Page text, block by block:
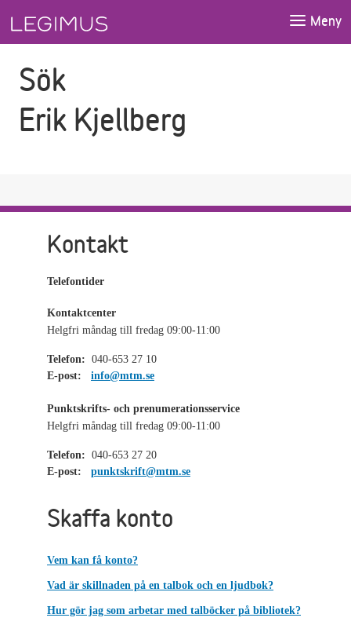
Meny
Sök
Erik Kjellberg
Kontakt
Telefontider
Kontaktcenter
Helgfri måndag till fredag 09:00-11:00
Telefon: 040-653 27 10
E-post:
info@mtm.se
Punktskrifts- och prenumerationsservice
Helgfri måndag till fredag 09:00-11:00
Telefon: 040-653 27 20
E-post:
punktskrift@mtm.se
Skaffa konto
Vem kan få konto?
Vad är skillnaden på en talbok och en ljudbok?
Hur gör jag som arbetar med talböcker på bibliotek?